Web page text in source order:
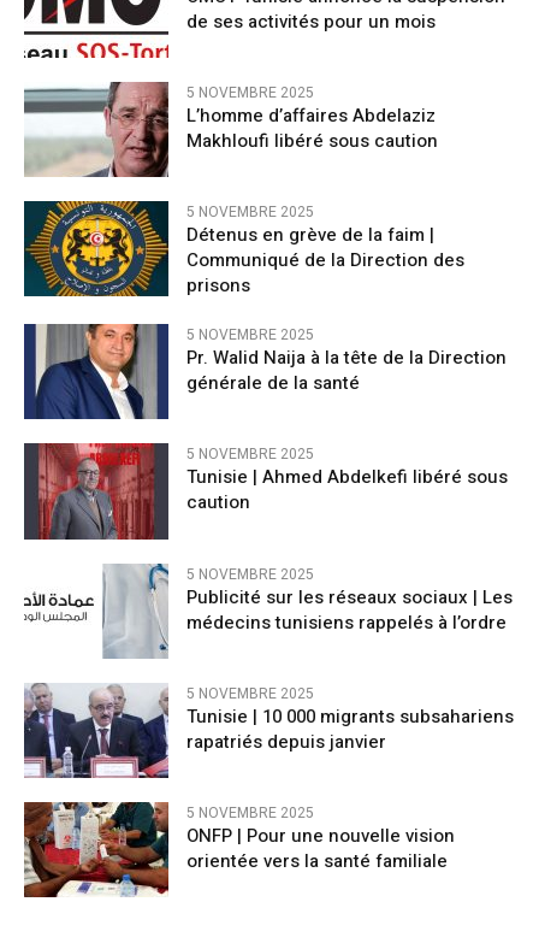
de ses activités pour un mois
5 NOVEMBRE 2025
L’homme d’affaires Abdelaziz
Makhloufi libéré sous caution
5 NOVEMBRE 2025
Détenus en grève de la faim |
Communiqué de la Direction des
prisons
5 NOVEMBRE 2025
Pr. Walid Naija à la tête de la Direction
générale de la santé
5 NOVEMBRE 2025
Tunisie | Ahmed Abdelkefi libéré sous
caution
5 NOVEMBRE 2025
Publicité sur les réseaux sociaux | Les
médecins tunisiens rappelés à l’ordre
5 NOVEMBRE 2025
Tunisie | 10 000 migrants subsahariens
rapatriés depuis janvier
5 NOVEMBRE 2025
ONFP | Pour une nouvelle vision
orientée vers la santé familiale